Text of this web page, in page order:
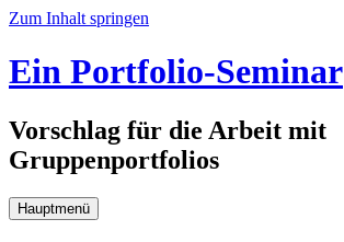
Zum Inhalt springen
Ein Portfolio-Seminar
Vorschlag für die Arbeit mit
Gruppenportfolios
Hauptmenü